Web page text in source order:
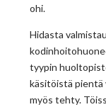
ohi.
Hidasta
tyypin
käsitöistä pientä
myös tehty.